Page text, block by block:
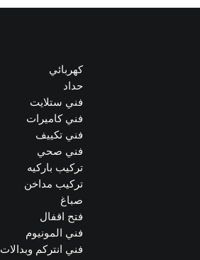
كهربائي
حداد
فني ستلايت
فني كاميرات
فني تكييف
فني صحي
تركيب باركيه
تركيب مداخن
صباغ
فتح اقفال
فني المونيوم
فني انتركم وبدالات